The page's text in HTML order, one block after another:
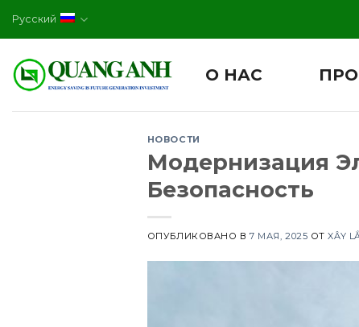
Русский
О НАС
НОВОСТИ
Модернизация
Безопасность
ОПУБЛИКОВАНО В7 МАЯ, 2025 ОТXÂY